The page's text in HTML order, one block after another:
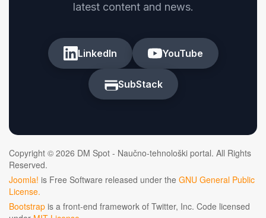
latest content and news.
LinkedIn YouTube
SubStack
Copyright © 2026 DM Spot - Naučno-tehnološki portal. All Rights
Reserved.
Joomla! is Free Software released under the GNU General Public
License.
Bootstrap is a front-end framework of Twitter, Inc. Code licensed